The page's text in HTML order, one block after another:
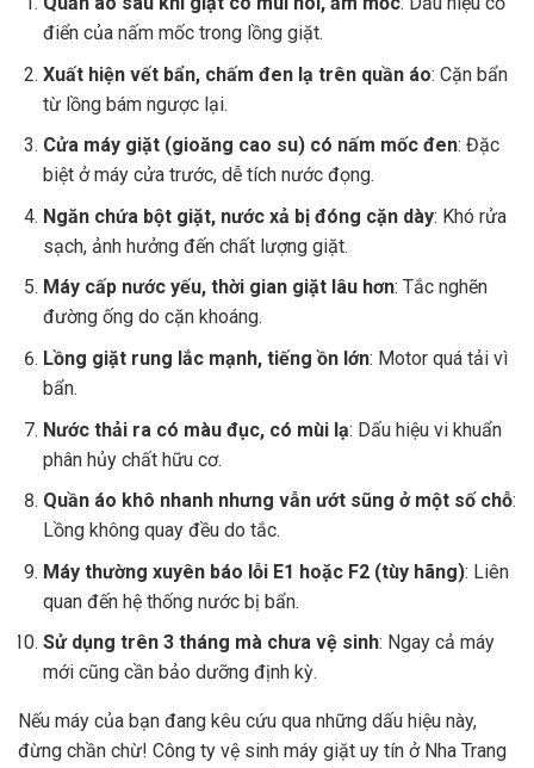
điển của nấm mốc trong lồng giặt.
Xuất hiện vết bẩn, chấm đen lạ trên quần áo: Cặn bẩn
từ lồng bám ngược lại.
Cửa máy giặt (gioăng cao su) có nấm mốc đen: Đặc
biệt ở máy cửa trước, dễ tích nước đọng.
Ngăn chứa bột giặt, nước xả bị đóng cặn dày: Khó rửa
sạch, ảnh hưởng đến chất lượng giặt.
Máy cấp nước yếu, thời gian giặt lâu hơn: Tắc nghẽn
đường ống do cặn khoáng.
Lồng giặt rung lắc mạnh, tiếng ồn lớn: Motor quá tải vì
bẩn.
Nước thải ra có màu đục, có mùi lạ: Dấu hiệu vi khuẩn
phân hủy chất hữu cơ.
Quần áo khô nhanh nhưng vẫn ướt sũng ở một số chỗ:
Lồng không quay đều do tắc.
Máy thường xuyên báo lỗi E1 hoặc F2 (tùy hãng): Liên
quan đến hệ thống nước bị bẩn.
Sử dụng trên 3 tháng mà chưa vệ sinh: Ngay cả máy
mới cũng cần bảo dưỡng định kỳ.
Nếu máy của bạn đang kêu cứu qua những dấu hiệu này,
đừng chần chừ! Công ty vệ sinh máy giặt uy tín ở Nha Trang